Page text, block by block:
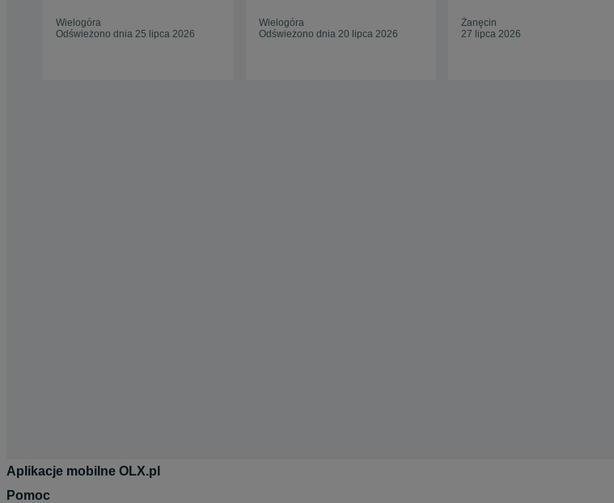
Wielogóra
Odświeżono dnia 25 lipca 2026
Wielogóra
Odświeżono dnia 20 lipca 2026
Żanęcin
27 lipca 2026
Aplikacje mobilne OLX.pl
Pomoc